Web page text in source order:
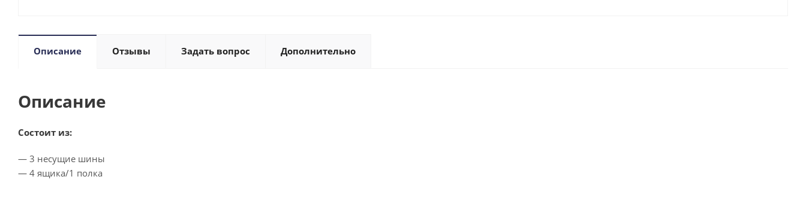
Описание Отзывы Задать вопрос Дополнительно
Описание
Состоит из:
— 3 несущие шины
— 4 ящика/1 полка